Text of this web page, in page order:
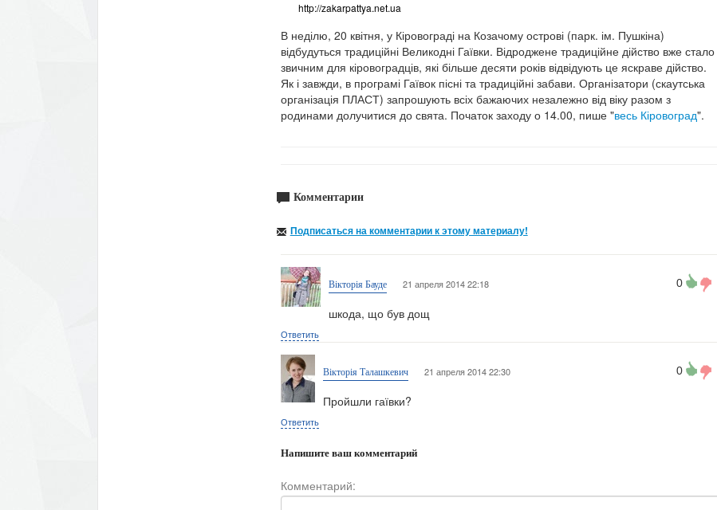
http://zakarpattya.net.ua
В неділю, 20 квітня, у Кіровограді на Козачому острові (парк. ім. Пушкіна)
відбудуться традиційні Великодні Гаївки. Відроджене традиційне дійство вже стало
звичним для кіровоградців, які більше десяти років відвідують це яскраве дійство.
Як і завжди, в програмі Гаївок пісні та традиційні забави. Організатори (скаутська
організація ПЛАСТ) запрошують всіх бажаючих незалежно від віку разом з
родинами долучитися до свята. Початок заходу о 14.00, пише "весь Кіровоград".
Комментарии
Подписаться на комментарии к этому материалу!
Вікторія Бауде 21 апреля 2014 22:18 0
шкода, що був дощ
Ответить
Вікторія Талашкевич 21 апреля 2014 22:30 0
Пройшли гаївки?
Ответить
Напишите ваш комментарий
Комментарий: